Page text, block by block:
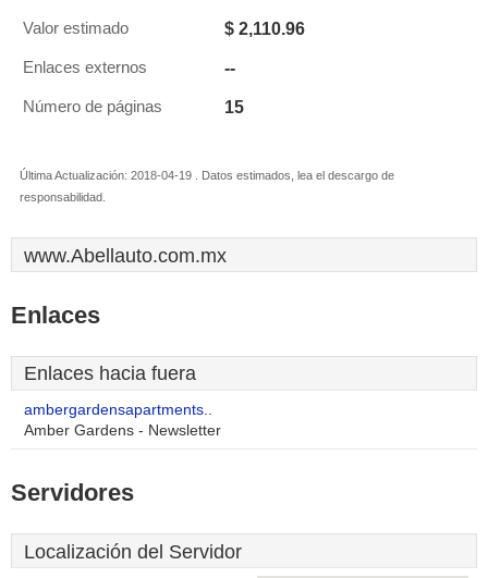
Valor estimado $ 2,110.96
Enlaces externos --
Número de páginas 15
Última Actualización: 2018-04-19 . Datos estimados, lea el descargo de
responsabilidad.
www.Abellauto.com.mx
Enlaces
Enlaces hacia fuera
ambergardensapartments..
Amber Gardens - Newsletter
Servidores
Localización del Servidor